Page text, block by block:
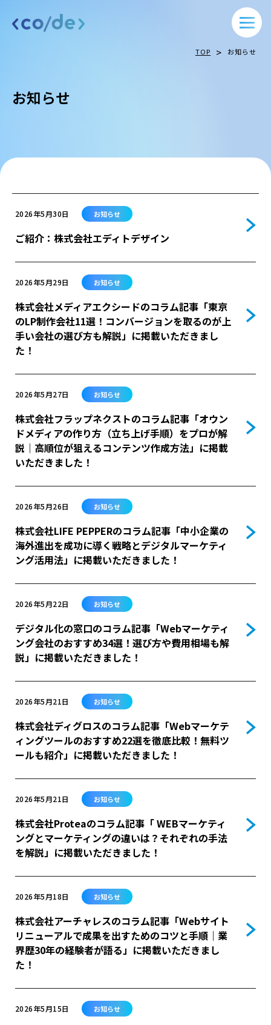
TOP > お知らせ
お知らせ
2026年5月30日 お知らせ
ご紹介：株式会社エディトデザイン
2026年5月29日 お知らせ
株式会社メディアエクシードのコラム記事「東京
のLP制作会社11選！コンバージョンを取るのが上
手い会社の選び方も解説」に掲載いただきまし
た！
2026年5月27日 お知らせ
株式会社フラップネクストのコラム記事「オウン
ドメディアの作り方（立ち上げ手順）をプロが解
説｜高順位が狙えるコンテンツ作成方法」に掲載
いただきました！
2026年5月26日 お知らせ
株式会社LIFE PEPPERのコラム記事「中小企業の
海外進出を成功に導く戦略とデジタルマーケティ
ング活用法」に掲載いただきました！
2026年5月22日 お知らせ
デジタル化の窓口のコラム記事「Webマーケティ
ング会社のおすすめ34選！選び方や費用相場も解
説」に掲載いただきました！
2026年5月21日 お知らせ
株式会社ディグロスのコラム記事「Webマーケテ
ィングツールのおすすめ22選を徹底比較！無料ツ
ールも紹介」に掲載いただきました！
2026年5月21日 お知らせ
株式会社Proteaのコラム記事「 WEBマーケティ
ングとマーケティングの違いは？それぞれの手法
を解説」に掲載いただきました！
2026年5月18日 お知らせ
株式会社アーチャレスのコラム記事「Webサイト
リニューアルで成果を出すためのコツと手順｜業
界歴30年の経験者が語る」に掲載いただきまし
た！
2026年5月15日 お知らせ